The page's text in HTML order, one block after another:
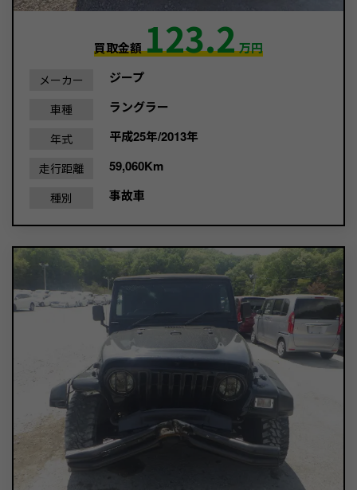
買取金額123.2万円
メーカー ジープ
車種 ラングラー
年式 平成25年/2013年
走行距離 59,060Km
種別 事故車